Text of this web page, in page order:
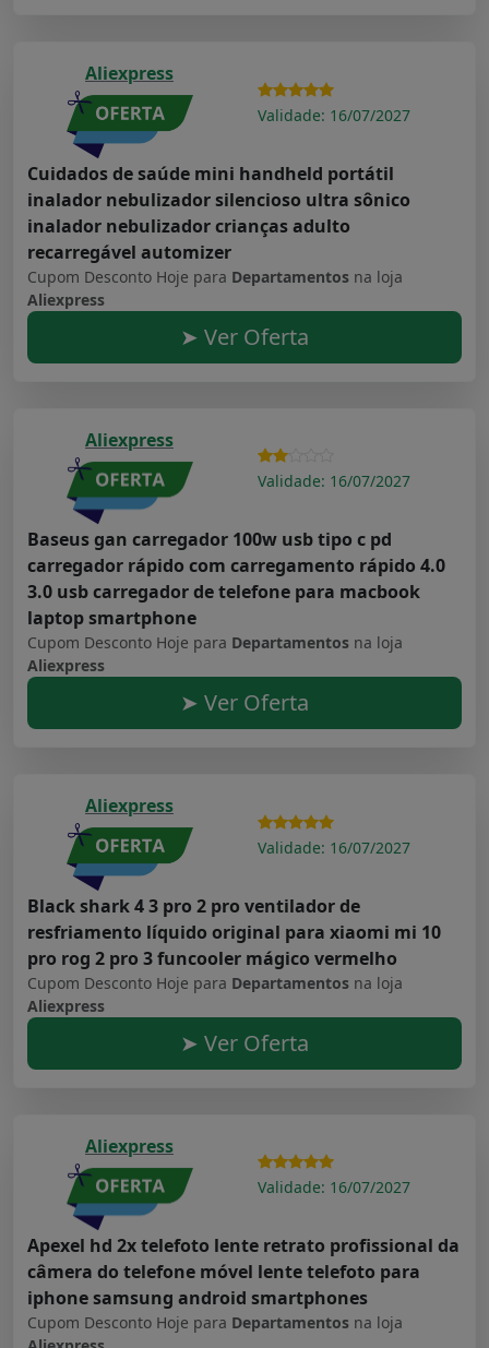
Aliexpress
Validade: 16/07/2027
Cuidados de saúde mini handheld portátil
inalador nebulizador silencioso ultra sônico
inalador nebulizador crianças adulto
recarregável automizer
Cupom Desconto Hoje para Departamentos na loja
Aliexpress
➤ Ver Oferta
Aliexpress
Validade: 16/07/2027
Baseus gan carregador 100w usb tipo c pd
carregador rápido com carregamento rápido 4.0
3.0 usb carregador de telefone para macbook
laptop smartphone
Cupom Desconto Hoje para Departamentos na loja
Aliexpress
➤ Ver Oferta
Aliexpress
Validade: 16/07/2027
Black shark 4 3 pro 2 pro ventilador de
resfriamento líquido original para xiaomi mi 10
pro rog 2 pro 3 funcooler mágico vermelho
Cupom Desconto Hoje para Departamentos na loja
Aliexpress
➤ Ver Oferta
Aliexpress
Validade: 16/07/2027
Apexel hd 2x telefoto lente retrato profissional da
câmera do telefone móvel lente telefoto para
iphone samsung android smartphones
Cupom Desconto Hoje para Departamentos na loja